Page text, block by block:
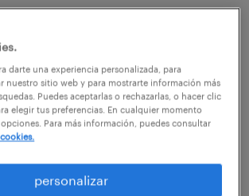
encontramos una filosofía que
cambios o sacrificios que nos
revolución profunda y cambios
favor de una mejora.
se trata de realizar
cambios. En lugar de
darte una experiencia personalizada, para
nuestro sitio web y para mostrarte información más
Puedes aceptarlas o rechazarlas, o hacer clic
elegir tus preferencias. En cualquier momento
Para más información, puedes consultar
personalizar